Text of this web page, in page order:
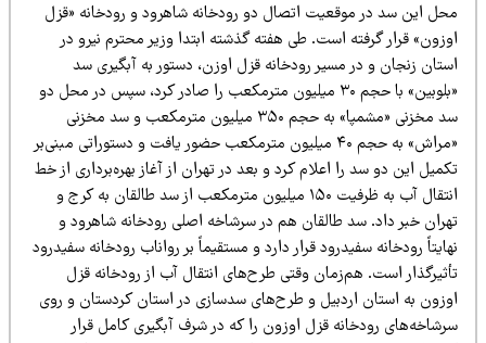
این سد در موقعیت اتصال دو رودخانه شاهرود و رودخانه «قزل
قرار گرفته است. طی هفته گذشته ابتدا وزیر محترم نیرو در
زنجان و در مسیر رودخانه قزل اوزن، دستور به آبگیری سد
«بلوبین» با حجم ۳۰ میلیون مترمکعب را صادر کرد، سپس در محل دو
سد مخزنی «مشمپا» به حجم ۳۵۰ میلیون مترمکعب و سد مخزنی
«مراش» به حجم ۴۰ میلیون مترمکعب حضور یافت و دستوراتی مبنی‌بر
این دو سد را اعلام کرد و بعد در تهران از آغاز بهره‌برداری از خط
انتقال آب به ظرفیت ۱۵۰ میلیون مترمکعب از سد طالقان به کرج و
خبر داد. سد طالقان هم در سرشاخه اصلی رودخانه شاهرود و
رودخانه سفیدرود قرار دارد و مستقیماً بر رواناب رودخانه سفیدرود
است. هم‌زمان وقتی طرح‌های انتقال آب از رودخانه قزل
به استان اردبیل و طرح‌های سدسازی در استان کردستان و روی
رودخانه قزل اوزون را که در شرف آبگیری کامل قرار